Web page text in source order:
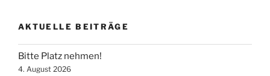
AKTUELLE BEITRÄGE
Bitte Platz nehmen!
4. August 2026